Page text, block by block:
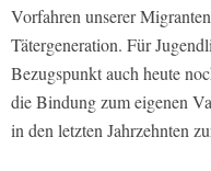
Vorfahren unserer
Tätergeneration. Für
Bezugspunkt auch heute
die Bindung zum eigenen
in den letzten Jahrzehnten